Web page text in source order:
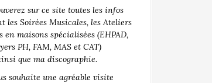
sur ce site toutes les infos
les Soirées Musicales, les Ateliers
en maisons spécialisées (EHPAD,
PH, FAM, MAS et CAT)
que ma discographie.
souhaite une agréable visite